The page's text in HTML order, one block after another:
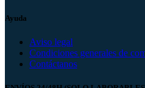
Ayuda
Aviso legal
Condiciones generales de
Contáctanos